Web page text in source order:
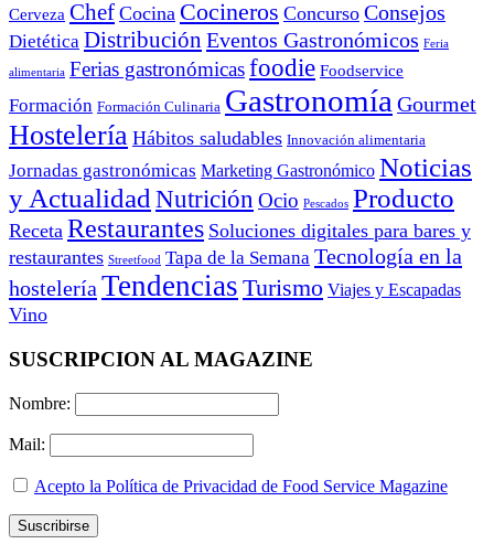
Cerveza Chef Cocina Cocineros Concurso Consejos
Dietética Distribución Eventos Gastronómicos Feria
alimentaria Ferias gastronómicasfoodie Foodservice
Formación Formación Culinaria Gastronomía Gourmet
Hostelería Hábitos saludables Innovación alimentaria
Jornadas gastronómicas Marketing Gastronómico Noticias
y Actualidad Nutrición Ocio Pescados Producto
Receta Restaurantes Soluciones digitales para bares y
restaurantes Streetfood Tapa de la Semana Tecnología en la
hostelería Tendencias Turismo Viajes y Escapadas
Vino
SUSCRIPCION AL MAGAZINE
Nombre:
Mail:
Acepto la Política de Privacidad de Food Service Magazine